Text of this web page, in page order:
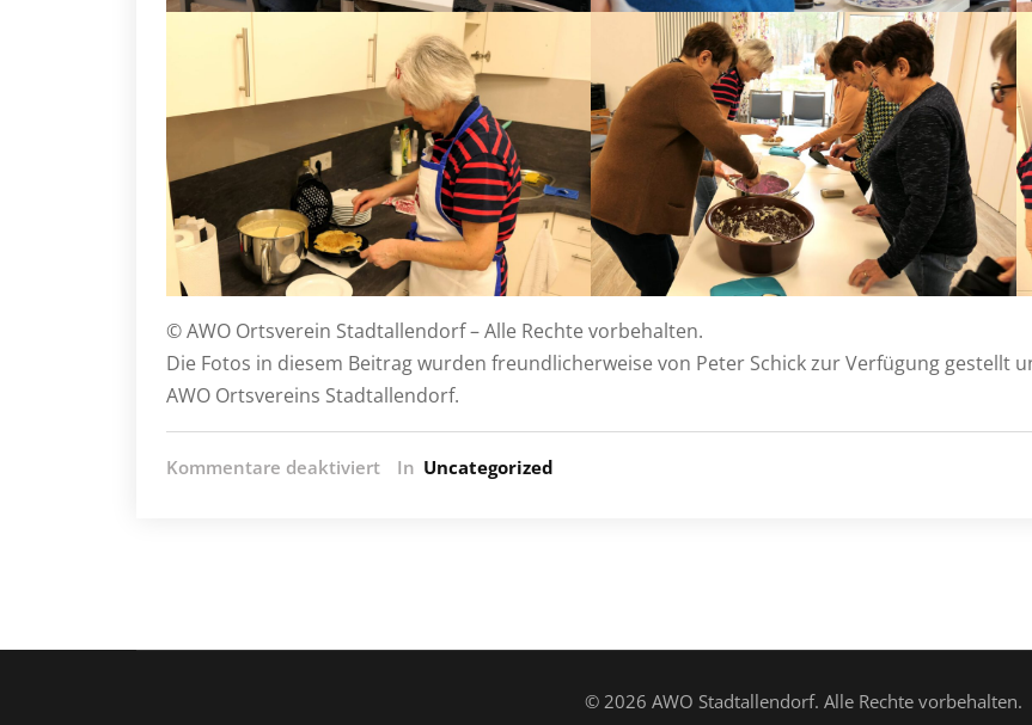
© AWO Ortsverein Stadtallendorf – Alle Rechte vorbehalten.
Die Fotos in diesem Beitrag wurden freundlicherweise von Peter Schick zur Verfügung gestellt
AWO Ortsvereins Stadtallendorf.
Kommentare deaktiviertfürIn Uncategorized
© 2026 AWO Stadtallendorf. Alle Rechte vorbehalten.